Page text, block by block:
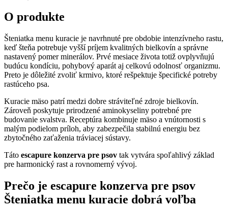
O produkte
Šteniatka menu kuracie je navrhnuté pre obdobie intenzívneho rastu,
keď šteňa potrebuje vyšší príjem kvalitných bielkovín a správne
nastavený pomer minerálov. Prvé mesiace života totiž ovplyvňujú
budúcu kondíciu, pohybový aparát aj celkovú odolnosť organizmu.
Preto je dôležité zvoliť krmivo, ktoré rešpektuje špecifické potreby
rastúceho psa.
Kuracie mäso patrí medzi dobre stráviteľné zdroje bielkovín.
Zároveň poskytuje prirodzené aminokyseliny potrebné pre
budovanie svalstva. Receptúra kombinuje mäso a vnútornosti s
malým podielom príloh, aby zabezpečila stabilnú energiu bez
zbytočného zaťaženia tráviacej sústavy.
Táto escapure konzerva pre psov tak vytvára spoľahlivý základ
pre harmonický rast a rovnomerný vývoj.
Prečo je escapure konzerva pre psov
Šteniatka menu kuracie dobrá voľba